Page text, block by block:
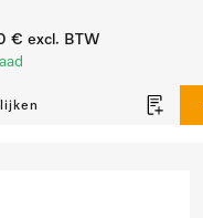
€ excl. BTW